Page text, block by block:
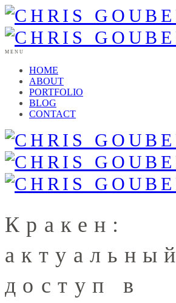
MENU
HOME
ABOUT
PORTFOLIO
BLOG
CONTACT
Кракен:
актуальный
доступ в